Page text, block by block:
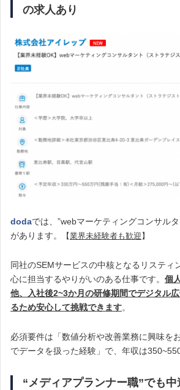
の求人あり
dodaでは、”webマーケティングコンサル
があります。
【業界未経験者も歓迎 】
同社のSEMサービスの中核となるリスティ
心に担当するやりがいのある仕事です。 個
他、入社後2~3か月の研修期間でデジタル
るため安心して挑戦できます。
必須要件は「数値分析や改善業務に興味を
でデータを扱った経験」で、年収は
“メディアプランナー職”でも中